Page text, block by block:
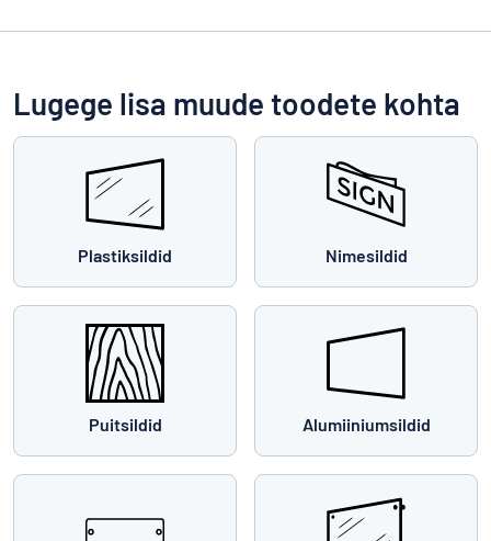
Lugege lisa muude toodete kohta
Plastiksildid Nimesildid
Puitsildid Alumiiniumsildid